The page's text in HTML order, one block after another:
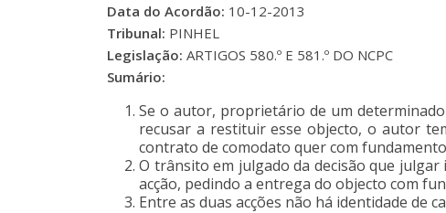
Data do Acordão: 10-12-2013
Tribunal: PINHEL
Legislação: ARTIGOS 580.º E 581.º DO NCPC
Sumário:
Se o autor, proprietário de um
recusar a restituir esse objecto, o autor
contrato de comodato quer com
O trânsito em julgado da decisão que
acção, pedindo a entrega do objecto com
Entre as duas acções não há identidade de